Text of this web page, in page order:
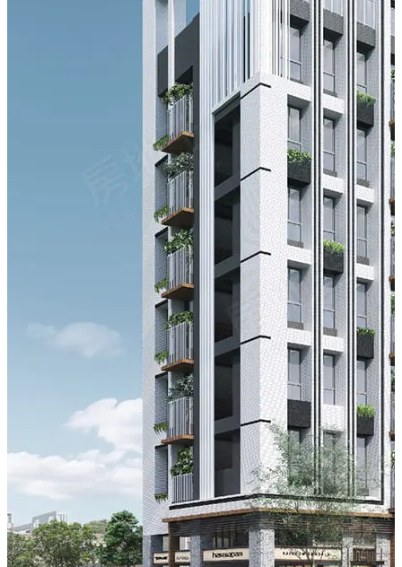
美型廚具、Panasonic全自動智能馬桶、INNOCI、
Hansgrohe德國精品衛浴…
禾岳建築｜建築如山 家的靠山